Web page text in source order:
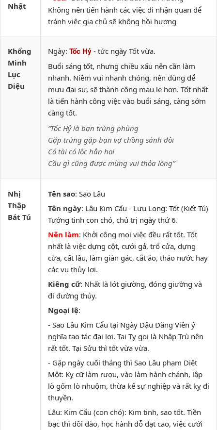
Nhật
Không nên tiến hành các việc đi nhận quan để
tránh việc gia chủ sẽ không hồi hương
Khổng
Minh
Lục
Diệu
Ngày: Tốc Hỷ - tức ngày Tốt vừa.
Buổi sáng tốt, nhưng chiều xấu nên cần làm
nhanh. Niềm vui nhanh chóng, nên dùng để
mưu đại sự, sẽ thành công mau lẹ hơn. Tốt nhất
là tiến hành công việc vào buổi sáng, càng sớm
càng tốt.
“Tốc Hỷ là bạn trùng phùng
Gặp trùng gặp bạn vợ chồng sánh đôi
Có tài có lộc hẳn hoi
Cầu gì cũng được mừng vui thỏa lòng”
Nhị
Thập
Bát Tú
Tên sao: Sao Lâu
Tên ngày: Lâu Kim Cẩu - Lưu Long: Tốt (Kiết Tú)
Tướng tinh con chó, chủ trị ngày thứ 6.
Nên làm: Khởi công mọi việc đều rất tốt. Tốt
nhất là việc dựng cột, cưới gả, trổ cửa, dựng
cửa, cất lầu, làm giàn gác, cắt áo, tháo nước hay
các vụ thủy lợi.
Kiêng cữ: Nhất là lót giường, đóng giường và
đi đường thủy.
Ngoại lệ:
- Sao Lâu Kim Cẩu tại Ngày Dậu Đăng Viên ý
nghĩa tạo tác đại lợi. Tại Tỵ gọi là Nhập Trù nên
rất tốt. Tại Sửu thì tốt vừa vừa.
- Gặp ngày cuối tháng thì Sao Lâu phạm Diệt
Một: Kỵ cữ làm rượu, vào làm hành chánh, lập
lò gốm lò nhuộm, thừa kế sự nghiệp và rất kỵ đi
thuyền.
Lâu: Kim Cẩu (con chó): Kim tinh, sao tốt. Tiền
bạc thì dồi dào, học hành đỗ đạt cao, việc cưới